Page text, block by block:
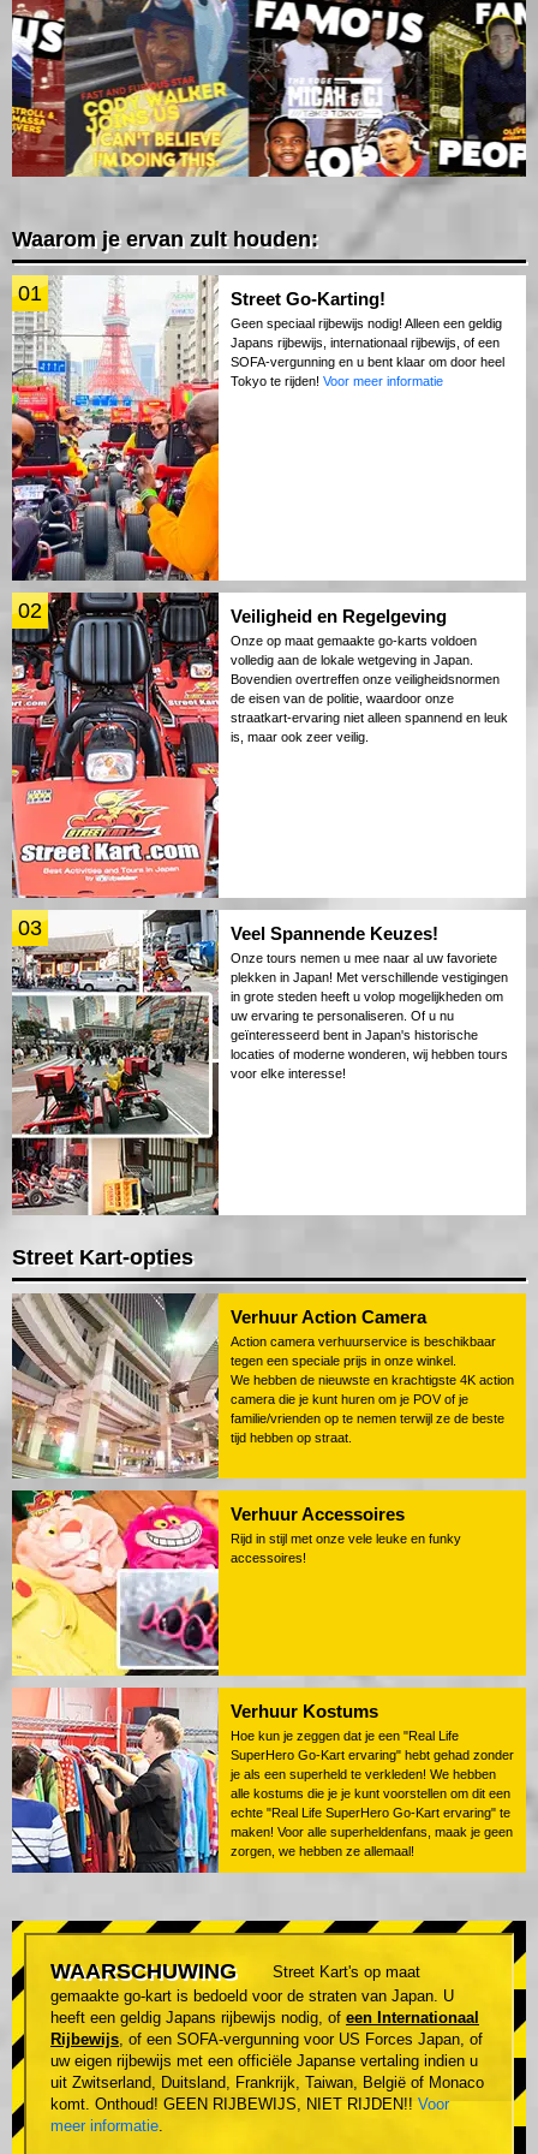
Waarom je ervan zult houden:
01 Street Go-Karting!
Geen speciaal rijbewijs nodig! Alleen een geldig
Japans rijbewijs, internationaal rijbewijs, of een
SOFA-vergunning en u bent klaar om door heel
Tokyo te rijden! Voor meer informatie
02 Veiligheid en Regelgeving
Onze op maat gemaakte go-karts voldoen
volledig aan de lokale wetgeving in Japan.
Bovendien overtreffen onze veiligheidsnormen
de eisen van de politie, waardoor onze
straatkart-ervaring niet alleen spannend en leuk
is, maar ook zeer veilig.
03 Veel Spannende Keuzes!
Onze tours nemen u mee naar al uw favoriete
plekken in Japan! Met verschillende vestigingen
in grote steden heeft u volop mogelijkheden om
uw ervaring te personaliseren. Of u nu
geïnteresseerd bent in Japan's historische
locaties of moderne wonderen, wij hebben tours
voor elke interesse!
Street Kart-opties
Verhuur Action Camera
Action camera verhuurservice is beschikbaar
tegen een speciale prijs in onze winkel.
We hebben de nieuwste en krachtigste 4K action
camera die je kunt huren om je POV of je
familie/vrienden op te nemen terwijl ze de beste
tijd hebben op straat.
Verhuur Accessoires
Rijd in stijl met onze vele leuke en funky
accessoires!
Verhuur Kostums
Hoe kun je zeggen dat je een "Real Life
SuperHero Go-Kart ervaring" hebt gehad zonder
je als een superheld te verkleden! We hebben
alle kostums die je je kunt voorstellen om dit een
echte "Real Life SuperHero Go-Kart ervaring" te
maken! Voor alle superheldenfans, maak je geen
zorgen, we hebben ze allemaal!
WAARSCHUWING
Street Kart's op maat
gemaakte go-kart is bedoeld voor de straten van Japan. U
heeft een geldig Japans rijbewijs nodig, of een Internationaal
Rijbewijs, of een SOFA-vergunning voor US Forces Japan, of
uw eigen rijbewijs met een officiële Japanse vertaling indien u
uit Zwitserland, Duitsland, Frankrijk, Taiwan, België of Monaco
komt. Onthoud! GEEN RIJBEWIJS, NIET RIJDEN!! Voor
meer informatie.